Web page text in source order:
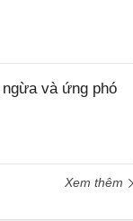
và ứng phó
Xem thêm